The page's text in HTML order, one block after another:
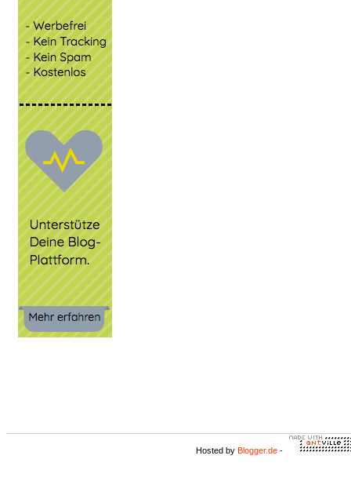
Hosted by Blogger.de -